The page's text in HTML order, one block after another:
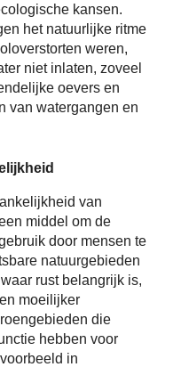
kansen.
het natuurlijke ritme
weren,
niet inlaten, zoveel
oevers en
van watergangen en
van
middel om de
door mensen te
natuurgebieden
rust belangrijk is,
moeilijker
die
hebben voor
in